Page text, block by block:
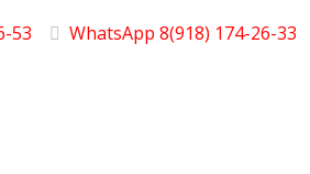
53 WhatsApp 8(918) 174-26-33